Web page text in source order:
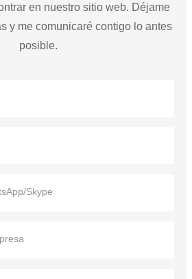
en nuestro sitio web. Déjame
y me comunicaré contigo lo antes
posible.
Skype